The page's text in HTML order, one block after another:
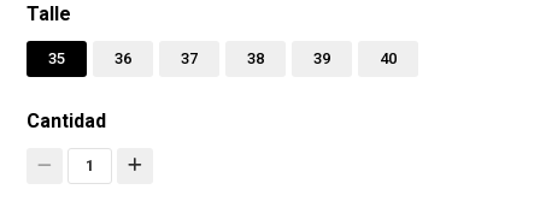
Talle
35 36 37 38 39 40
Cantidad
1